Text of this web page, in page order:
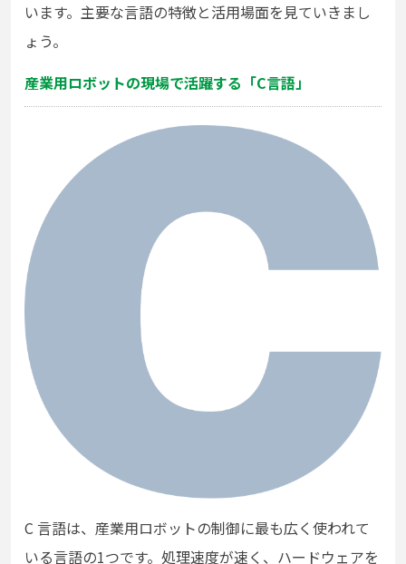
います。主要な言語の特徴と活用場面を見ていきまし
ょう。
産業用ロボットの現場で活躍する「C言語」
C 言語は、産業用ロボットの制御に最も広く使われて
いる言語の1つです。処理速度が速く、ハードウェアを